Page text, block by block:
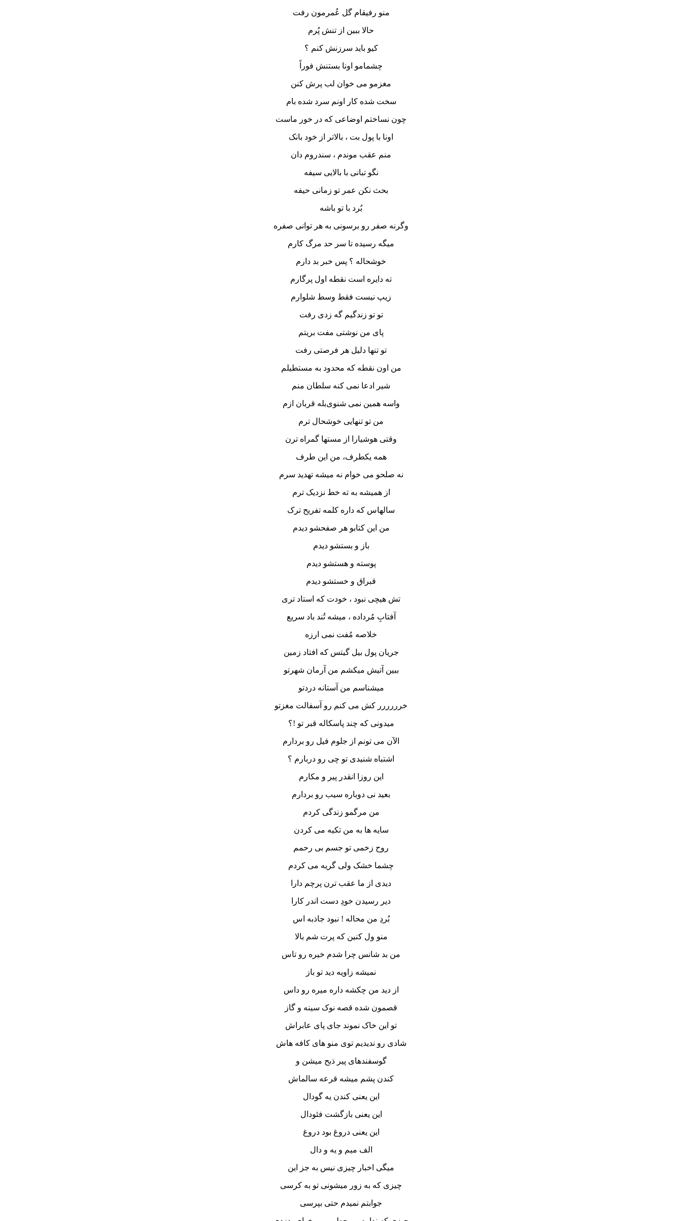
منو رفیقام گل عُمرمون رفت
حالا ببین از تنش پُرم
کیو باید سرزنش کنم ؟
چشمامو اونا بستنش فوراً
مغزمو می خوان لب پرش کنن
سخت شده کار اونم سرد شده بام
چون نساختم اوضاعی که در خور ماست
اونا با پول بت ، بالاتر از خود بانک
منم عقب موندم ، سندروم دان
نگو تبانی با بالایی سیفه
بحث نکن عمر تو زمانی حیفه
بُرد با تو باشه
وگرنه صفر رو برسونی به هر توانی صفره
میگه رسیده تا سر حد مرگ کارم
خوشحاله ؟ پس خبر بد دارم
ته دایره است نقطه اول پرگارم
زیپ نیست فقط وسط شلوارم
تو تو زندگیم گه زدی رفت
پای من نوشتی مفت بریتم
تو تنها دلیل هر فرصتی رفت
من اون نقطه که محدود به مستطیلم
شیر ادعا نمی کنه سلطان منم
واسه همین نمی شنوی‌بله قربان ازم
من تو تنهایی خوشحال ترم
وقتی هوشیارا از مستها گمراه ترن
همه یکطرف، من این طرف
نه صلحو می خوام نه میشه تهدید سرم
از همیشه به ته خط نزدیک ترم
سالهاس که داره کلمه تفریح ترک
من این کتابو هر صفحشو دیدم
باز و بستشو دیدم
پوسته و هستشو دیدم
قبراق و خستشو دیدم
تش هیچی نبود ، خودت که استاد تری
آفتابِ مُرداده ، میشه تُند باد سریع
خلاصه مُفت نمی ارزه
جریان پول بیل گیتس که افتاد زمین
ببین آتیش میکشم من آرمان شهرتو
میشناسم من آستانه دردتو
خرررررر کش می کنم رو آسفالت مغزتو
میدونی که چند پاسکاله قبر تو !؟
الآن می تونم از جلوم فیل رو بردارم
اشتباه شنیدی تو چی رو دربارم ؟
این روزا انقدر پیر و مکارم
بعید نی دوباره سیب رو بردارم
من مرگمو زندگی کردم
سایه ها به من تکیه می کردن
روح زخمی تو جسم بی رحمم
چشما خشک ولی گریه می کردم
دیدی از ما عقب ترن پرچم دارا
دیر رسیدن خودِ دست اندر کارا
بُردِ من محاله ! نبود جاذبه اس
منو ول کنین که پرت شم بالا
من بد شانس چرا شدم خیره رو تاس
نمیشه زاویه دید تو باز
از دید من چکشه داره میره رو داس
قصمون شده قصه نوک سینه و گاز
تو این خاک نموند جای پای عابراش
شادی رو ندیدیم توی منو های کافه هاش
گوسفندهای پیر ذبح میشن و
کندن پشم میشه قرعه سالماش
این یعنی کندن یه گودال
این یعنی بازگشت فئودال
این یعنی دروغ بود دروغ
الف میم و یه و دال
میگی اخبار چیزی نیس به جز این
چیزی که به زور میشونی تو به کرسی
جوابتم نمیدم حتی بپرسی